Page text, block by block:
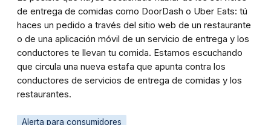
de entrega de comidas como DoorDash o Uber Eats: tú
haces un pedido a través del sitio web de un restaurante
o de una aplicación móvil de un servicio de entrega y los
conductores te llevan tu comida. Estamos escuchando
que circula una nueva estafa que apunta contra los
conductores de servicios de entrega de comidas y los
restaurantes.
Alerta para consumidores